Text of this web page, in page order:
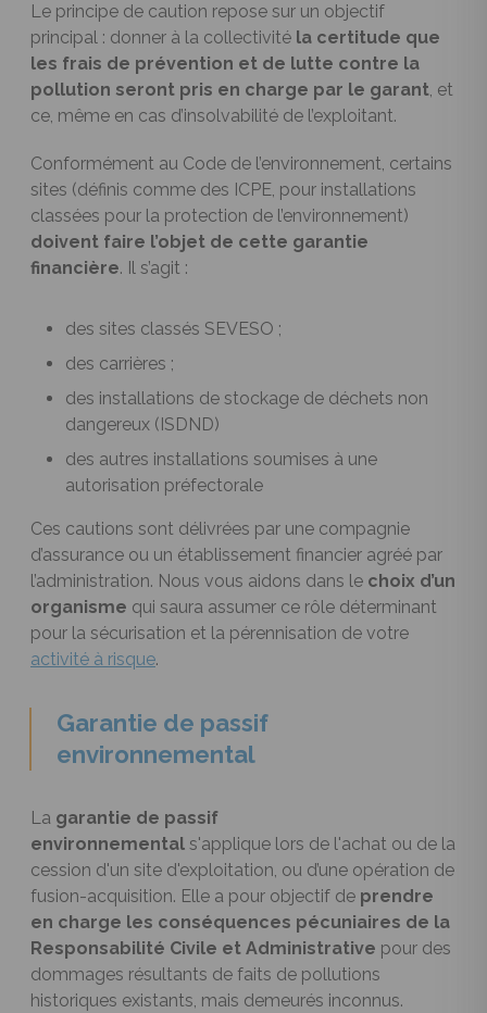
Le principe de caution repose sur un objectif
principal : donner à la collectivité la certitude que
les frais de prévention et de lutte contre la
pollution seront pris en charge par le garant, et
ce, même en cas d’insolvabilité de l’exploitant.
Conformément au Code de l’environnement, certains
sites (définis comme des ICPE, pour installations
classées pour la protection de l’environnement)
doivent faire l’objet de cette garantie
financière. Il s’agit :
des sites classés SEVESO ;
des carrières ;
des installations de stockage de déchets non
dangereux (ISDND)
des autres installations soumises à une
autorisation préfectorale
Ces cautions sont délivrées par une compagnie
d’assurance ou un établissement financier agréé par
l’administration. Nous vous aidons dans le choix d’un
organisme qui saura assumer ce rôle déterminant
pour la sécurisation et la pérennisation de votre
activité à risque.
Garantie de passif
environnemental
La garantie de passif
environnemental s'applique lors de l'achat ou de la
cession d'un site d'exploitation, ou d’une opération de
fusion-acquisition. Elle a pour objectif de prendre
en charge les conséquences pécuniaires de la
Responsabilité Civile et Administrative pour des
dommages résultants de faits de pollutions
historiques existants, mais demeurés inconnus.